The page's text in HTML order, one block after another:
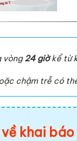
vòng24 giờkể từ
chậm trễ có
khai